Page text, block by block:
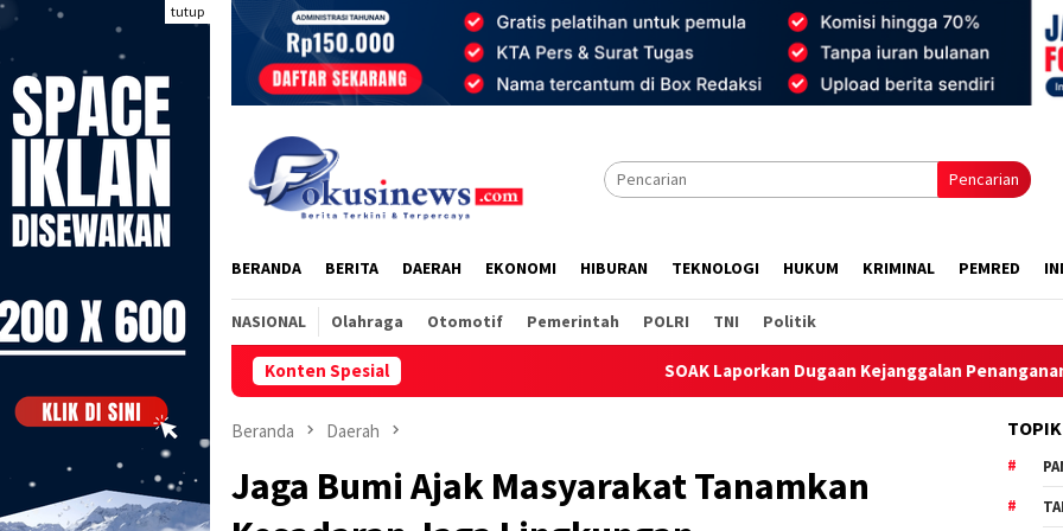
Loncat
konten
tutup
Pencarian
BERANDA BERITA DAERAH EKONOMI HIBURAN TEKNOLOGI HUKUM KRIMINAL PEMRED
NASIONAL Olahraga Otomotif Pemerintah POLRI TNI Politik
Konten Spesial SOAK Laporkan Dugaan Kejanggalan Penanganan OTT Wakil
Beranda Daerah
Jaga Bumi Ajak Masyarakat Tanamkan